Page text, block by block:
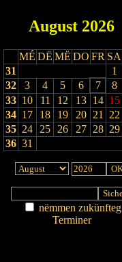
August 2026
MÉ DË MË DO FR SA
31
1
32
3 4 5 6 7 8
33 10 11 12 13 14 15
34 17 18 19 20 21 22
35 24 25 26 27 28 29
36 31
nëmmen zukünfteg
Terminer